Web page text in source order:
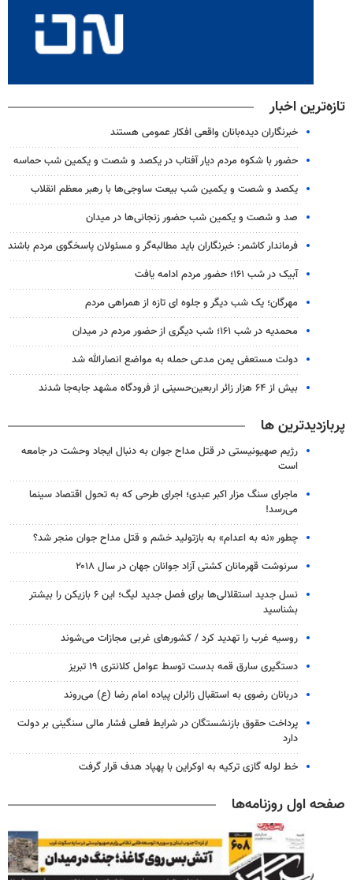
تازه‌ترین اخبار
خبرنگاران دیده‌بانان واقعی افکار عمومی هستند
حضور با شکوه مردم دیار آفتاب در یکصد و شصت و یکمین شب حماسه
یکصد و شصت و یکمین شب بیعت ساوجی‌ها با رهبر معظم انقلاب
صد و شصت و یکمین شب حضور زنجانی‌ها در میدان
فرماندار کاشمر: خبرنگاران باید مطالبه‌گر و مسئولان پاسخگوی مردم باشند
آبیک در شب ۱۶۱؛ حضور مردم ادامه یافت
مهرگان؛ یک شب دیگر و جلوه ای تازه از همراهی مردم
محمدیه در شب ۱۶۱؛ شب دیگری از حضور مردم در میدان
دولت مستعفی یمن مدعی حمله به مواضع انصارالله شد
بیش از ۶۴ هزار زائر اربعین‌حسینی از فرودگاه مشهد جابه‌جا شدند
پربازدیدترین ها
رژیم صهیونیستی در قتل مداح جوان به دنبال ایجاد وحشت در جامعه
است
ماجرای سنگ مزار اکبر عبدی؛ اجرای طرحی که به تحول اقتصاد سینما
می‌رسد!
چطور «نه به اعدام» به بازتولید خشم و قتل مداح جوان منجر شد؟
سرنوشت قهرمانان کشتی آزاد جوانان جهان در سال ۲۰۱۸
نسل جدید استقلالی‌ها برای فصل جدید لیگ؛ این ۶ بازیکن را بیشتر
بشناسید
روسیه غرب را تهدید کرد / کشورهای غربی مجازات می‌شوند
دستگیری سارق قمه بدست توسط عوامل کلانتری ۱۹ تبریز
دربانان رضوی به استقبال زائران پیاده امام رضا (ع) می‌روند
پرداخت حقوق بازنشستگان در شرایط فعلی فشار مالی سنگینی بر دولت
دارد
خط لوله گازی ترکیه به اوکراین با پهپاد هدف قرار گرفت
صفحه اول روزنامه‌ها